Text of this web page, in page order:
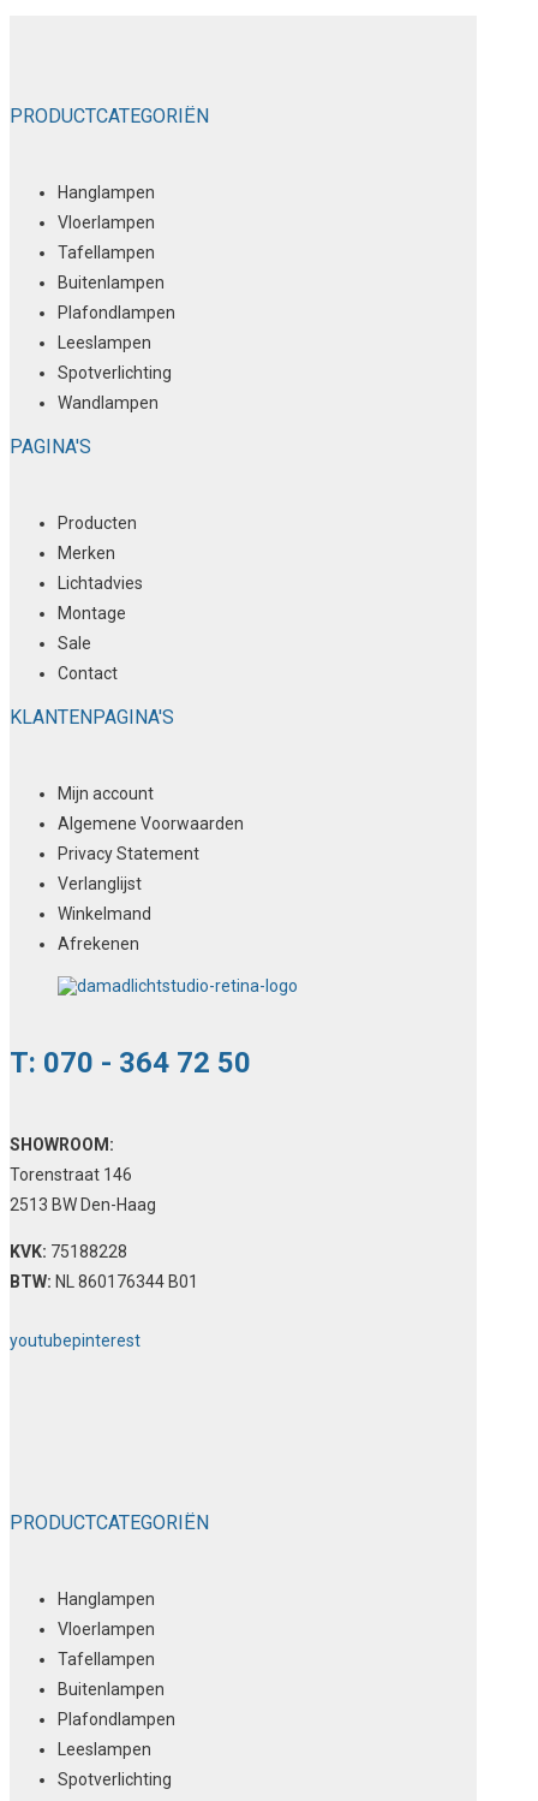
PRODUCTCATEGORIËN
Hanglampen
Vloerlampen
Tafellampen
Buitenlampen
Plafondlampen
Leeslampen
Spotverlichting
Wandlampen
PAGINA'S
Producten
Merken
Lichtadvies
Montage
Sale
Contact
KLANTENPAGINA'S
Mijn account
Algemene Voorwaarden
Privacy Statement
Verlanglijst
Winkelmand
Afrekenen
T: 070 - 364 72 50
SHOWROOM:
Torenstraat 146
2513 BW Den-Haag
KVK: 75188228
BTW: NL 860176344 B01
youtubepinterest
PRODUCTCATEGORIËN
Hanglampen
Vloerlampen
Tafellampen
Buitenlampen
Plafondlampen
Leeslampen
Spotverlichting